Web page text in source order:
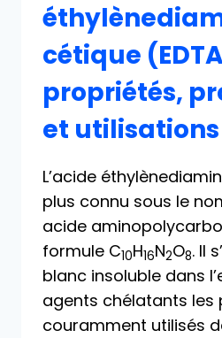
cétique
propriétés,
et utilisations
L’acide
plus connu sous le
acide
formule C10H16N2O8. Il
blanc insoluble dans
agents chélatants les
couramment utilisés